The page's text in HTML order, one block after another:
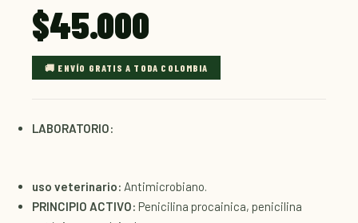
$45.000
🚚 ENVÍO GRATIS A TODA COLOMBIA
LABORATORIO:
uso veterinario: Antimicrobiano.
PRINCIPIO ACTIVO: Penicilina procainica, penicilina
La Casa del Ganadero